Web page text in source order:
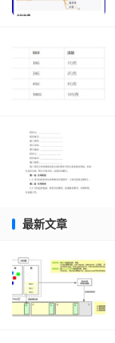
最新文章